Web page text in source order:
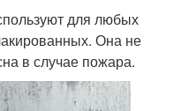
для любых
Она не
в случае пожара.